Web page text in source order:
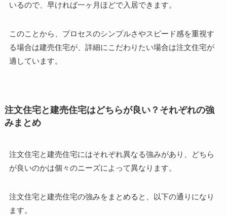
いるので、早ければ一ヶ月ほどで入居できます。
このことから、プロセスのシンプルさやスピード感を重視す
る場合は建売住宅が、詳細にこだわりたい場合は注文住宅が
適しています。
注文住宅と建売住宅はどちらが良い？それぞれの強
みまとめ
注文住宅と建売住宅にはそれぞれ異なる強みがあり、どちら
が良いのかは個々のニーズによって異なります。
注文住宅と建売住宅の強みをまとめると、以下の通りになり
ます。